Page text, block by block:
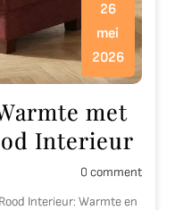
26
mei
2026
met
Interieur
0 comment
Interieur: Warmte en